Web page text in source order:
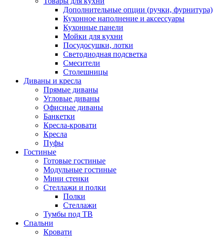
Дополнительные опции (ручки, фурнитура)
Кухонное наполнение и аксессуары
Кухонные панели
Мойки для кухни
Посудосушки, лотки
Светодиодная подсветка
Смесители
Столешницы
Диваны и кресла
Прямые диваны
Угловые диваны
Офисные диваны
Банкетки
Кресла-кровати
Кресла
Пуфы
Гостиные
Готовые гостиные
Модульные гостиные
Мини стенки
Стеллажи и полки
Полки
Стеллажи
Тумбы под ТВ
Спальни
Кровати